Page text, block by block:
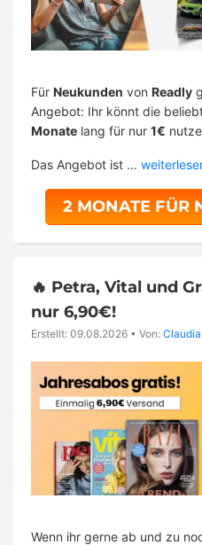
Für Neukunden von Readly
Angebot: Ihr könnt die
Monate lang für nur 1€
Das Angebot ist …
2 MONATE FÜR
🔥 Petra, Vital und
nur 6,90€!
Erstellt: 09.08.2026 • Von: Claudia
Wenn ihr gerne ab und zu